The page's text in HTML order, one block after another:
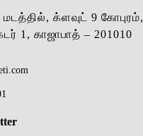
மடத்தில், க்ளவுட் 9 கோபுரம்,
1, காஜாபாத் – 201010